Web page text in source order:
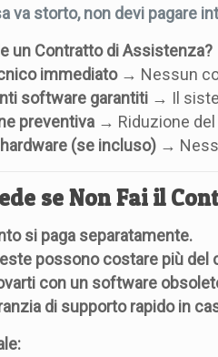
va storto, non devi pagare
un Contratto di Assistenza?
immediato→ Nessun
software garantiti→ Il
preventiva→ Riduzione del
(se incluso)→
se Non Fai il
si paga separatamente.
possono costare più del
con un software
di supporto rapido in